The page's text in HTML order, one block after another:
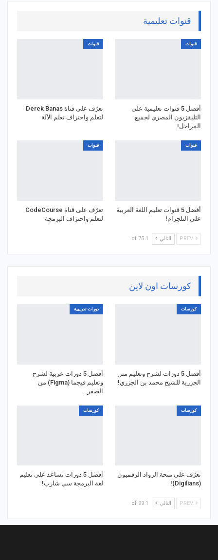
قنوات تعليمية
قنوات
أفضل 5 قنوات تعليمية على
التليفزيون المصري لجميع
المراحل!
قنوات
تعرّف على قناة Derek Banas
لتعلم واحتراف تعلم الآلة
قنوات
أفضل 5 قنوات تعليم اللغة العربية
على التلجرام!
قنوات
تعرّف على قناة CodeCourse
لتعلم واحتراف البرمجة
التالي 1 of 75
كورسات اون لاين
كورسات
أفضل 5 دورات لشرح وتعليم متن
الجزرية للشيخ محمد بن الجزري!
دورات تدريبية
أفضل 5 دورات عربية لشرح
وتعليم فيجما (Figma) من
الصفر…
كورسات
تعرَّف على منحة الرواد الرقميون
(Digilians)!
كورسات
أفضل 5 دورات تساعد على تعليم
لغة البرمجة سي شارب!
التالي 1 of 99